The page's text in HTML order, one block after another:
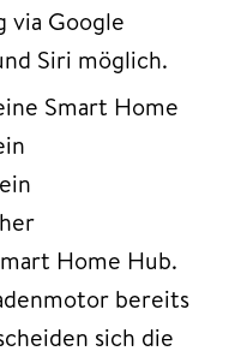
via Google
Siri möglich.
Smart Home
Home Hub.
bereits
sich die